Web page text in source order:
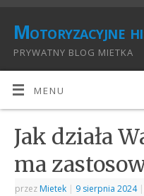
Motoryzacyjne
PRYWATNY BLOG MIETKA
MENU
Jak działa
ma
przez Mietek | 9 sierpnia 2024 |